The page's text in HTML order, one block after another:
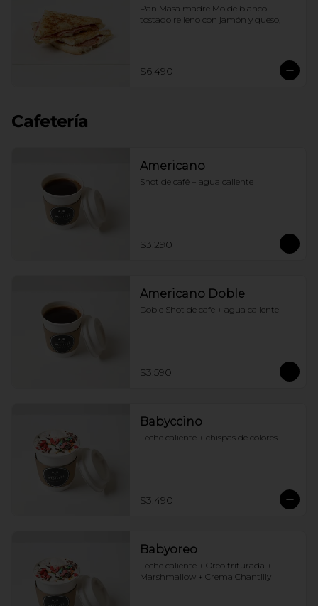
Pan Masa madre Molde blanco
tostado relleno con jamón y queso,
$6.490
Cafetería
Americano
Shot de café + agua caliente
$3.290
Americano Doble
Doble Shot de cafe + agua caliente
$3.590
Babyccino
Leche caliente + chispas de colores
$3.490
Babyoreo
Leche caliente + Oreo triturada +
Marshmallow + Crema Chantilly